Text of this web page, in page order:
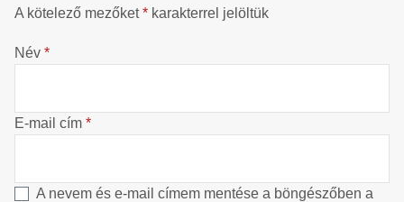
A kötelező mezőket* karakterrel jelöltük
Név *
E-mail cím *
A nevem és e-mail címem mentése a böngészőben a